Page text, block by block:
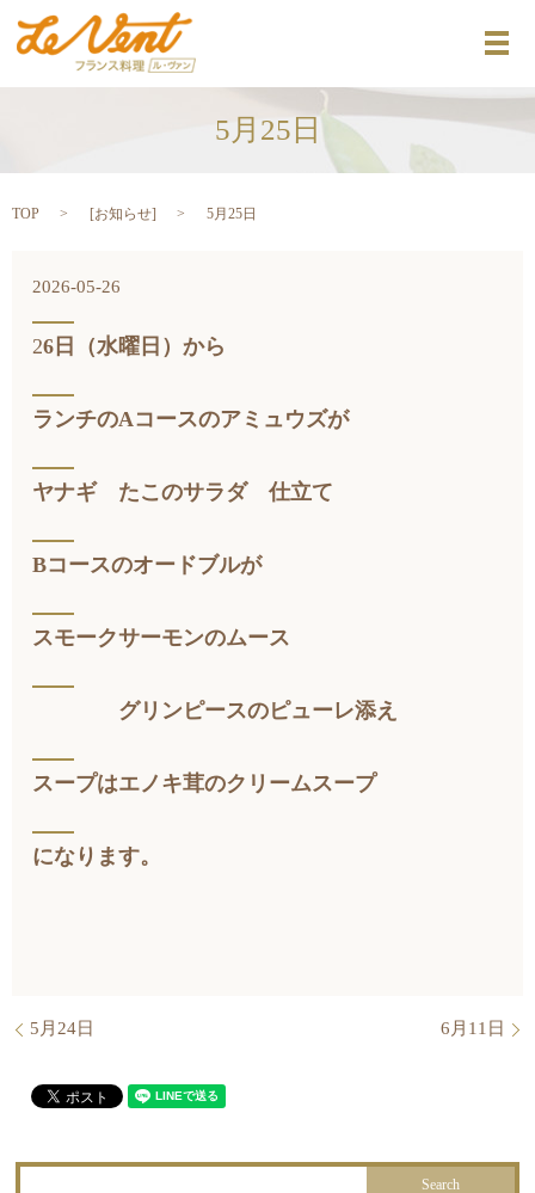
メ
5月25日
TOP [お知らせ] 5月25日
2026-05-26
26日（水曜日）から
ランチのAコースのアミュウズが
ヤナギ たこのサラダ 仕立て
Bコースのオードブルが
スモークサーモンのムース
グリンピースのピューレ添え
スープはエノキ茸のクリームスープ
になります。
5月24日 6月11日